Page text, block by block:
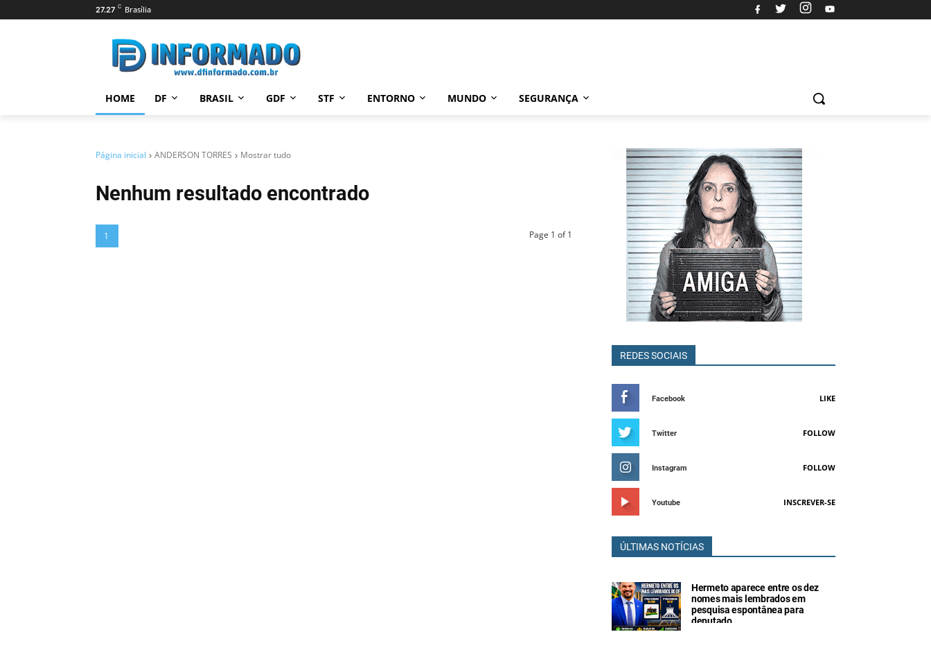
27.27 C Brasília
HOME DF BRASIL GDF STF ENTORNO MUNDO SEGURANÇA
Página inicial ANDERSON TORRES Mostrar tudo
Nenhum resultado encontrado
Page 1 of 1
1
REDES SOCIAIS
Facebook LIKE
Twitter FOLLOW
Instagram FOLLOW
Youtube INSCREVER-SE
ÚLTIMAS NOTÍCIAS
Hermeto aparece entre os dez
nomes mais lembrados em
pesquisa espontânea para
deputado